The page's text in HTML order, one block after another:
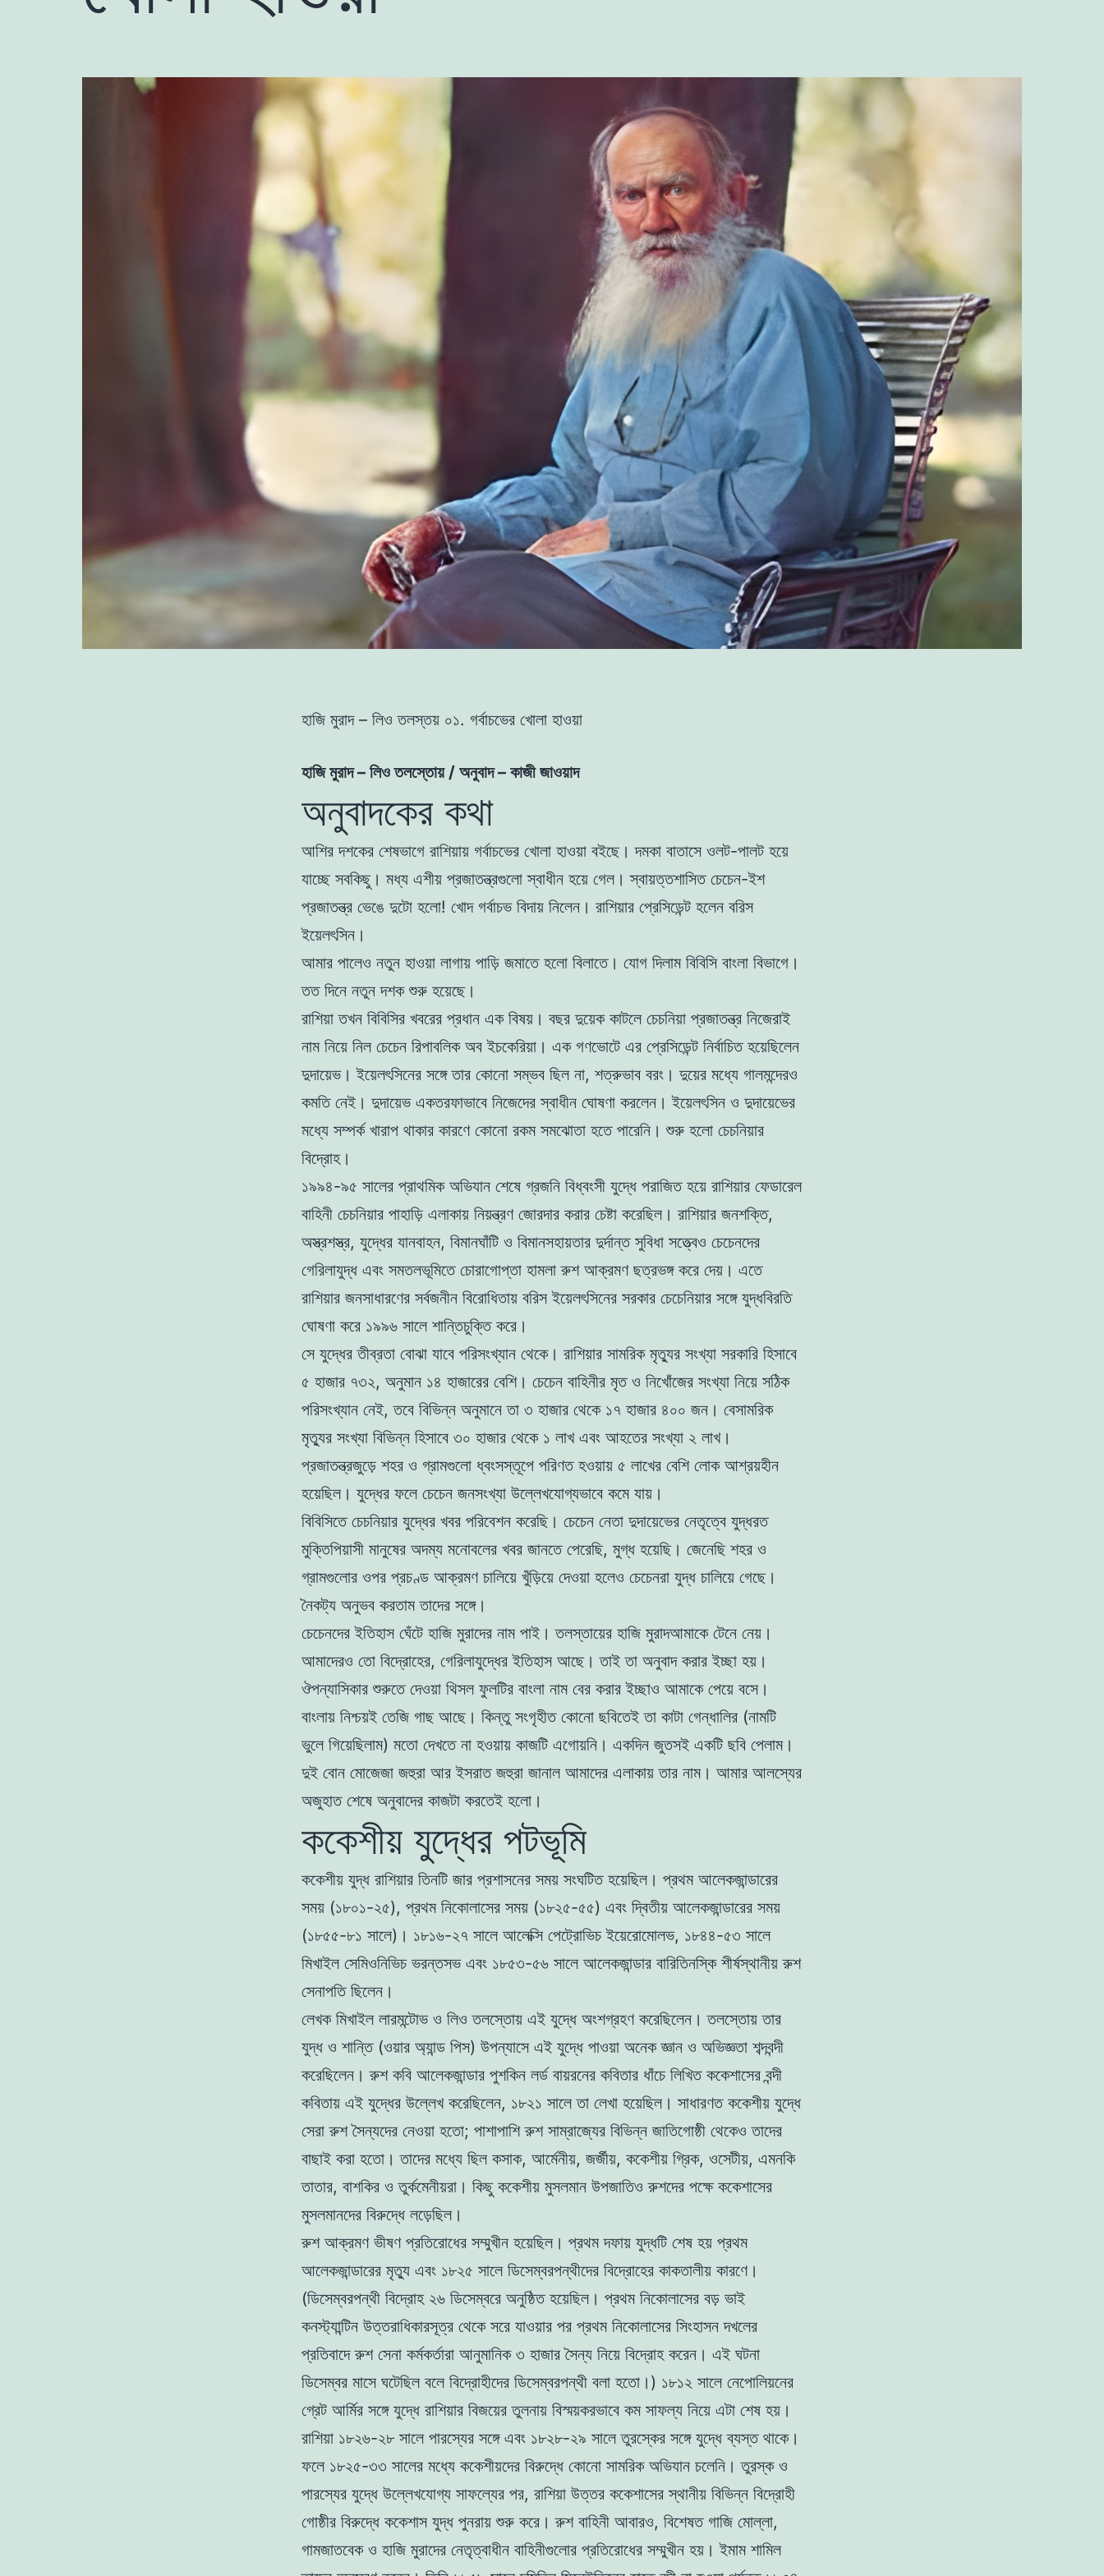
হাজি মুরাদ – লিও তলস্তয় ০১. গর্বাচভের খোলা হাওয়া
হাজি মুরাদ – লিও তলস্তোয় / অনুবাদ – কাজী জাওয়াদ
অনুবাদকের কথা
আশির দশকের শেষভাগে রাশিয়ায় গর্বাচভের খোলা হাওয়া বইছে। দমকা বাতাসে ওলট-পালট হয়ে
যাচ্ছে সবকিছু। মধ্য এশীয় প্রজাতন্ত্রগুলো স্বাধীন হয়ে গেল। স্বায়ত্তশাসিত চেচেন-ইশ
প্রজাতন্ত্র ভেঙে দুটো হলো! খোদ গর্বাচভ বিদায় নিলেন। রাশিয়ার প্রেসিডেন্ট হলেন বরিস
ইয়েলৎসিন।
আমার পালেও নতুন হাওয়া লাগায় পাড়ি জমাতে হলো বিলাতে। যোগ দিলাম বিবিসি বাংলা বিভাগে।
তত দিনে নতুন দশক শুরু হয়েছে।
রাশিয়া তখন বিবিসির খবরের প্রধান এক বিষয়। বছর দুয়েক কাটলে চেচনিয়া প্রজাতন্ত্র নিজেরাই
নাম নিয়ে নিল চেচেন রিপাবলিক অব ইচকেরিয়া। এক গণভোটে এর প্রেসিডেন্ট নির্বাচিত হয়েছিলেন
দুদায়েভ। ইয়েলৎসিনের সঙ্গে তার কোনো সম্ভব ছিল না, শত্রুভাব বরং। দুয়ের মধ্যে গালমন্দেরও
কমতি নেই। দুদায়েভ একতরফাভাবে নিজেদের স্বাধীন ঘোষণা করলেন। ইয়েলৎসিন ও দুদায়েভের
মধ্যে সম্পর্ক খারাপ থাকার কারণে কোনো রকম সমঝোতা হতে পারেনি। শুরু হলো চেচনিয়ার
বিদ্রোহ।
১৯৯৪-৯৫ সালের প্রাথমিক অভিযান শেষে গ্রজনি বিধ্বংসী যুদ্ধে পরাজিত হয়ে রাশিয়ার ফেডারেল
বাহিনী চেচনিয়ার পাহাড়ি এলাকায় নিয়ন্ত্রণ জোরদার করার চেষ্টা করেছিল। রাশিয়ার জনশক্তি,
অস্ত্রশস্ত্র, যুদ্ধের যানবাহন, বিমানঘাঁটি ও বিমানসহায়তার দুর্দান্ত সুবিধা সত্ত্বেও চেচেনদের
গেরিলাযুদ্ধ এবং সমতলভূমিতে চোরাগোপ্তা হামলা রুশ আক্রমণ ছত্রভঙ্গ করে দেয়। এতে
রাশিয়ার জনসাধারণের সর্বজনীন বিরোধিতায় বরিস ইয়েলৎসিনের সরকার চেচেনিয়ার সঙ্গে যুদ্ধবিরতি
ঘোষণা করে ১৯৯৬ সালে শান্তিচুক্তি করে।
সে যুদ্ধের তীব্রতা বোঝা যাবে পরিসংখ্যান থেকে। রাশিয়ার সামরিক মৃত্যুর সংখ্যা সরকারি হিসাবে
৫ হাজার ৭৩২, অনুমান ১৪ হাজারের বেশি। চেচেন বাহিনীর মৃত ও নিখোঁজের সংখ্যা নিয়ে সঠিক
পরিসংখ্যান নেই, তবে বিভিন্ন অনুমানে তা ৩ হাজার থেকে ১৭ হাজার ৪০০ জন। বেসামরিক
মৃত্যুর সংখ্যা বিভিন্ন হিসাবে ৩০ হাজার থেকে ১ লাখ এবং আহতের সংখ্যা ২ লাখ।
প্রজাতন্ত্রজুড়ে শহর ও গ্রামগুলো ধ্বংসস্তূপে পরিণত হওয়ায় ৫ লাখের বেশি লোক আশ্রয়হীন
হয়েছিল। যুদ্ধের ফলে চেচেন জনসংখ্যা উল্লেখযোগ্যভাবে কমে যায়।
বিবিসিতে চেচনিয়ার যুদ্ধের খবর পরিবেশন করেছি। চেচেন নেতা দুদায়েভের নেতৃত্বে যুদ্ধরত
মুক্তিপিয়াসী মানুষের অদম্য মনোবলের খবর জানতে পেরেছি, মুগ্ধ হয়েছি। জেনেছি শহর ও
গ্রামগুলোর ওপর প্রচণ্ড আক্রমণ চালিয়ে খুঁড়িয়ে দেওয়া হলেও চেচেনরা যুদ্ধ চালিয়ে গেছে।
নৈকট্য অনুভব করতাম তাদের সঙ্গে।
চেচেনদের ইতিহাস ঘেঁটে হাজি মুরাদের নাম পাই। তলস্তায়ের হাজি মুরাদআমাকে টেনে নেয়।
আমাদেরও তো বিদ্রোহের, গেরিলাযুদ্ধের ইতিহাস আছে। তাই তা অনুবাদ করার ইচ্ছা হয়।
ঔপন্যাসিকার শুরুতে দেওয়া থিসল ফুলটির বাংলা নাম বের করার ইচ্ছাও আমাকে পেয়ে বসে।
বাংলায় নিশ্চয়ই তেজি গাছ আছে। কিন্তু সংগৃহীত কোনো ছবিতেই তা কাটা গেন্ধালির (নামটি
ভুলে গিয়েছিলাম) মতো দেখতে না হওয়ায় কাজটি এগোয়নি। একদিন জুতসই একটি ছবি পেলাম।
দুই বোন মোজেজা জহুরা আর ইসরাত জহুরা জানাল আমাদের এলাকায় তার নাম। আমার আলস্যের
অজুহাত শেষে অনুবাদের কাজটা করতেই হলো।
ককেশীয় যুদ্ধের পটভূমি
ককেশীয় যুদ্ধ রাশিয়ার তিনটি জার প্রশাসনের সময় সংঘটিত হয়েছিল। প্রথম আলেকজান্ডারের
সময় (১৮০১-২৫), প্রথম নিকোলাসের সময় (১৮২৫-৫৫) এবং দ্বিতীয় আলেকজান্ডারের সময়
(১৮৫৫-৮১ সালে)। ১৮১৬-২৭ সালে আলেক্সি পেট্রোভিচ ইয়েরোমোলভ, ১৮৪৪-৫৩ সালে
মিখাইল সেমিওনিভিচ ভরন্তসভ এবং ১৮৫৩-৫৬ সালে আলেকজান্ডার বারিতিনস্কি শীর্ষস্থানীয় রুশ
সেনাপতি ছিলেন।
লেখক মিখাইল লারমন্টোভ ও লিও তলস্তোয় এই যুদ্ধে অংশগ্রহণ করেছিলেন। তলস্তোয় তার
যুদ্ধ ও শান্তি (ওয়ার অ্যান্ড পিস) উপন্যাসে এই যুদ্ধে পাওয়া অনেক জ্ঞান ও অভিজ্ঞতা শব্দবন্দী
করেছিলেন। রুশ কবি আলেকজান্ডার পুশকিন লর্ড বায়রনের কবিতার ধাঁচে লিখিত ককেশাসের বন্দী
কবিতায় এই যুদ্ধের উল্লেখ করেছিলেন, ১৮২১ সালে তা লেখা হয়েছিল। সাধারণত ককেশীয় যুদ্ধে
সেরা রুশ সৈন্যদের নেওয়া হতো; পাশাপাশি রুশ সাম্রাজ্যের বিভিন্ন জাতিগোষ্ঠী থেকেও তাদের
বাছাই করা হতো। তাদের মধ্যে ছিল কসাক, আর্মেনীয়, জর্জীয়, ককেশীয় গ্রিক, ওসেটীয়, এমনকি
তাতার, বাশকির ও তুর্কমেনীয়রা। কিছু ককেশীয় মুসলমান উপজাতিও রুশদের পক্ষে ককেশাসের
মুসলমানদের বিরুদ্ধে লড়েছিল।
রুশ আক্রমণ ভীষণ প্রতিরোধের সম্মুখীন হয়েছিল। প্রথম দফায় যুদ্ধটি শেষ হয় প্রথম
আলেকজান্ডারের মৃত্যু এবং ১৮২৫ সালে ডিসেম্বরপন্থীদের বিদ্রোহের কাকতালীয় কারণে।
(ডিসেম্বরপন্থী বিদ্রোহ ২৬ ডিসেম্বরে অনুষ্ঠিত হয়েছিল। প্রথম নিকোলাসের বড় ভাই
কনস্ট্যান্টিন উত্তরাধিকারসূত্র থেকে সরে যাওয়ার পর প্রথম নিকোলাসের সিংহাসন দখলের
প্রতিবাদে রুশ সেনা কর্মকর্তারা আনুমানিক ৩ হাজার সৈন্য নিয়ে বিদ্রোহ করেন। এই ঘটনা
ডিসেম্বর মাসে ঘটেছিল বলে বিদ্রোহীদের ডিসেম্বরপন্থী বলা হতো।) ১৮১২ সালে নেপোলিয়নের
গ্রেট আর্মির সঙ্গে যুদ্ধে রাশিয়ার বিজয়ের তুলনায় বিস্ময়করভাবে কম সাফল্য নিয়ে এটা শেষ হয়।
রাশিয়া ১৮২৬-২৮ সালে পারস্যের সঙ্গে এবং ১৮২৮-২৯ সালে তুরস্কের সঙ্গে যুদ্ধে ব্যস্ত থাকে।
ফলে ১৮২৫-৩৩ সালের মধ্যে ককেশীয়দের বিরুদ্ধে কোনো সামরিক অভিযান চলেনি। তুরস্ক ও
পারস্যের যুদ্ধে উল্লেখযোগ্য সাফল্যের পর, রাশিয়া উত্তর ককেশাসের স্থানীয় বিভিন্ন বিদ্রোহী
গোষ্ঠীর বিরুদ্ধে ককেশাস যুদ্ধ পুনরায় শুরু করে। রুশ বাহিনী আবারও, বিশেষত গাজি মোল্লা,
গামজাতবেক ও হাজি মুরাদের নেতৃত্বাধীন বাহিনীগুলোর প্রতিরোধের সম্মুখীন হয়। ইমাম শামিল